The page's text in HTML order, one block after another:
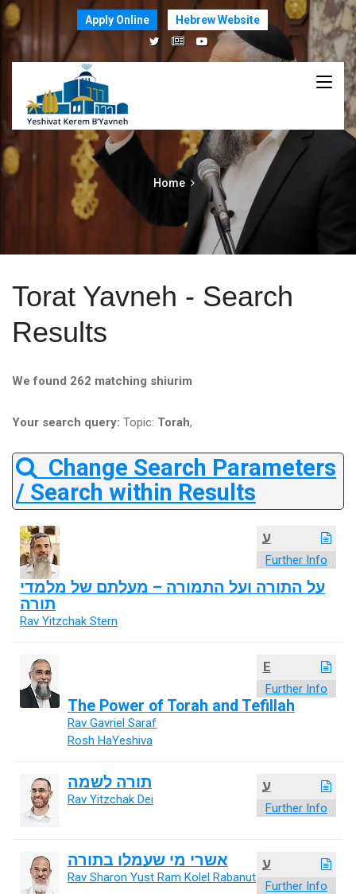
Apply Online Hebrew Website
Home
Torat Yavneh - Search
Results
We found 262 matching shiurim
Your search query: Topic: Torah,
Change Search Parameters
/ Search within Results
ע
Further Info
על התורה ועל התמורה – מעלתם של מלמדי
תורה
Rav Yitzchak Stern
E
Further Info
The Power of Torah and Tefillah
Rav Gavriel Saraf
Rosh HaYeshiva
ע
Further Info
תורה לשמה
Rav Yitzchak Dei
ע
Further Info
אשרי מי שעמלו בתורה
Rav Sharon Yust Ram Kolel Rabanut